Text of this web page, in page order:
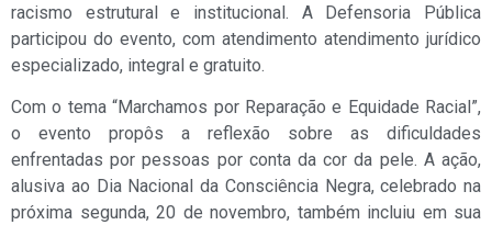
racismo estrutural e institucional. A Defensoria Pública
participou do evento, com atendimento atendimento jurídico
especializado, integral e gratuito.
Com o tema “Marchamos por Reparação e Equidade Racial”,
o evento propôs a reflexão sobre as dificuldades
enfrentadas por pessoas por conta da cor da pele. A ação,
alusiva ao Dia Nacional da Consciência Negra, celebrado na
próxima segunda, 20 de novembro, também incluiu em sua